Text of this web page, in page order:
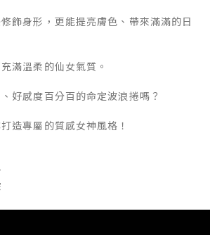
飾身形，更能提亮膚色、帶來滿滿的日
滿溫柔的仙女氣質。
好感度百分百的命定波浪捲嗎？
造專屬的質感女神風格！